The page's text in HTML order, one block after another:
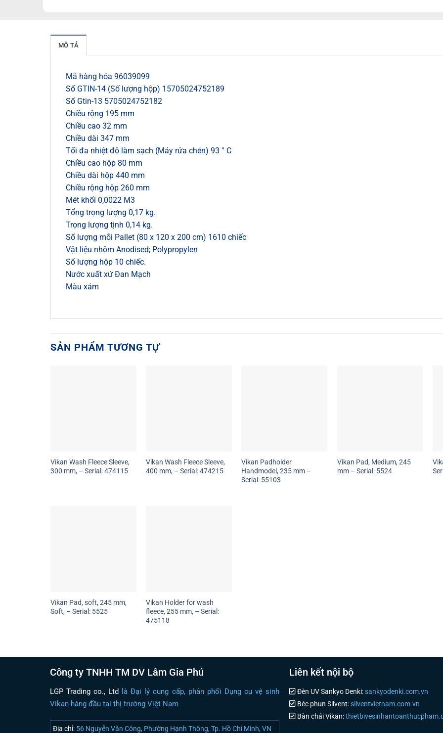
MÔ TẢ
Mã hàng hóa 96039099
Số GTIN-14 (Số lượng hộp) 15705024752189
Số Gtin-13 5705024752182
Chiều rộng 195 mm
Chiều cao 32 mm
Chiều dài 347 mm
Tối đa nhiệt độ làm sạch (Máy rửa chén) 93 ° C
Chiều cao hộp 80 mm
Chiều dài hộp 440 mm
Chiều rộng hộp 260 mm
Mét khối 0,0022 M3
Tổng trọng lượng 0,17 kg.
Trọng lượng tịnh 0,14 kg.
Số lượng mỗi Pallet (80 x 120 x 200 cm) 1610 chiếc
Vật liệu nhôm Anodised; Polypropylen
Số lượng hộp 10 chiếc.
Nước xuất xứ Đan Mạch
Màu xám
SẢN PHẨM TƯƠNG TỰ
Vikan Wash Fleece Sleeve,
300 mm, – Serial: 474115
Vikan Wash Fleece Sleeve,
400 mm, – Serial: 474215
Vikan Padholder
Handmodel, 235 mm –
Serial: 55103
Vikan Pad, Medium, 245
mm – Serial: 5524
Vikan Pad, soft, 245 mm,
Soft, – Serial: 5525
Vikan Holder for wash
fleece, 255 mm, – Serial:
475118
Công ty TNHH TM DV Lâm Gia Phú
LGP Trading co., Ltd là Đại lý cung cấp, phân phối Dụng cụ vệ sinh
Vikan hàng đầu tại thị trường Việt Nam
Địa chỉ:56 Nguyễn Văn Công, Phường Hạnh Thông, Tp. Hồ Chí Minh, VN
Liên kết nội bộ
Đèn UV Sankyo Denki:sankyodenki.com.vn
Béc phun Silvent:silventvietnam.com.vn
Bàn chải Vikan: